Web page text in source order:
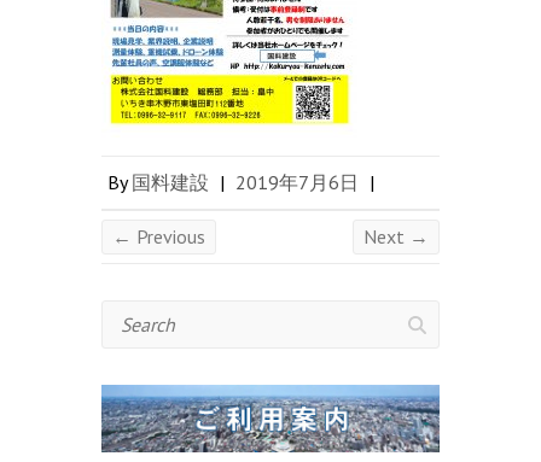
By国料建設 | 2019年7月6日 |
← Previous Next →
Search